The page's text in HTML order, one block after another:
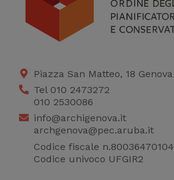
Piazza San Matteo, 18 Genova
Tel 010 2473272
010 2530086
info@archigenova.it
archgenova@pec.aruba.it
Codice fiscale n.80036470104
Codice univoco UFGIR2